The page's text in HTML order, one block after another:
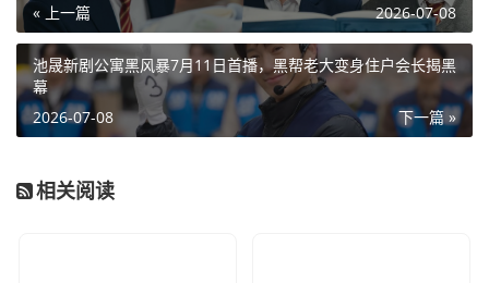
« 上一篇 2026-07-08
池晟新剧公寓黑风暴7月11日首播，黑帮老大变身住户会长揭黑
幕
下一篇 »
2026-07-08
相关阅读